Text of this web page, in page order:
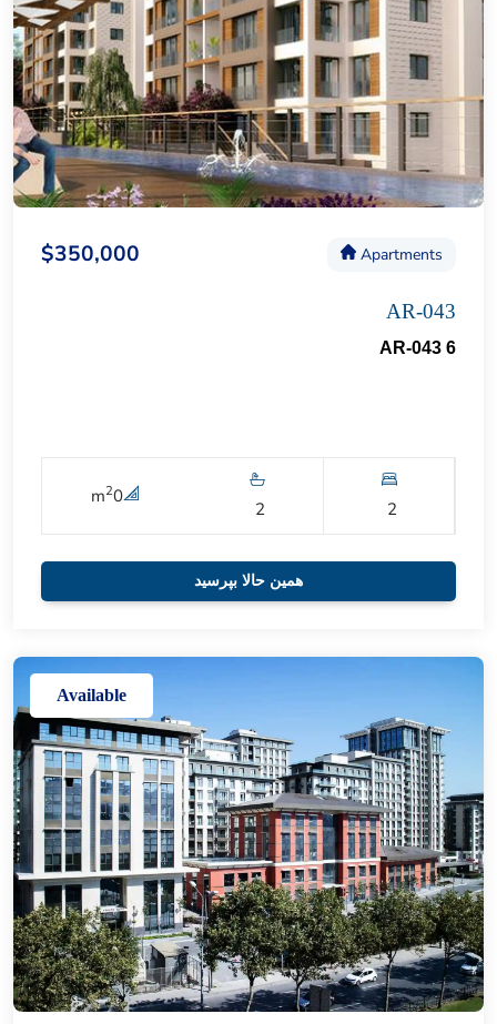
Apartments
$350,000
AR-043
AR-043 6
2
2
0
m2
همین حالا بپرسید
Available